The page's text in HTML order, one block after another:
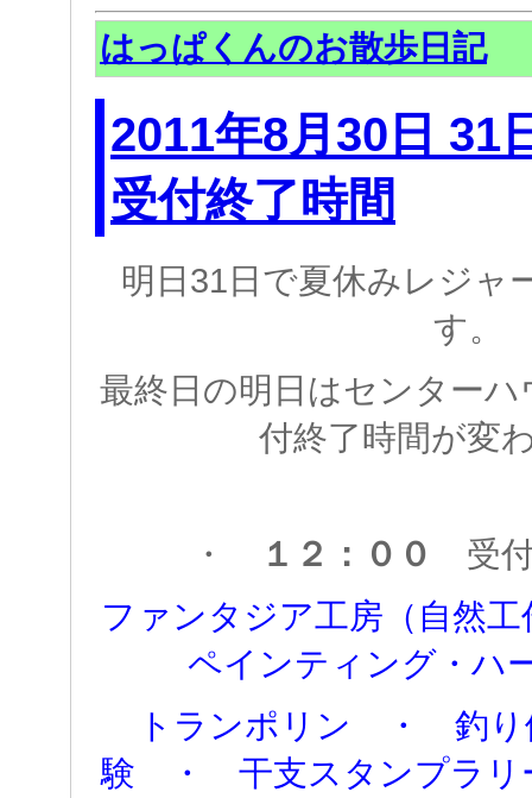
はっぱくんのお散歩日記
2011年8月30日 31
受付終了時間
明日31日で夏休みレジャ
す。
最終日の明日はセンター
付終了時間が変
・ １２：００ 受
ファンタジア工房（自然
ペインティング・ハ
トランポリン ・ 釣
験 ・ 干支スタンプラ